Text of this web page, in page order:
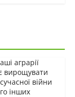
аграрії
вирощувати
війни
інших